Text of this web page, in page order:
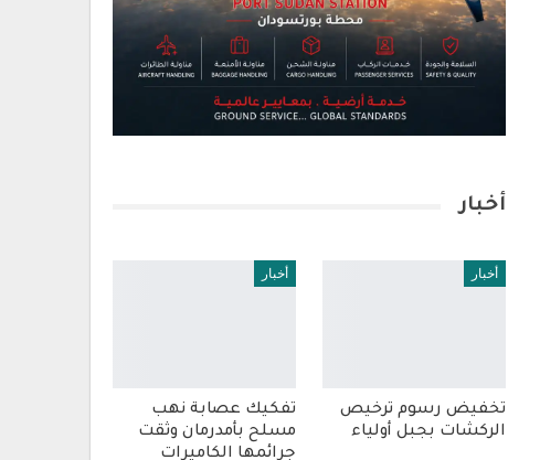
أخبار
أخبار
تخفيض رسوم ترخيص
الركشات بجبل أولياء
أخبار
تفكيك عصابة نهب
مسلح بأمدرمان وثقت
جرائمها الكاميرات